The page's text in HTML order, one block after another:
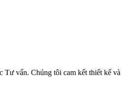
Tư vấn. Chúng tôi cam kết thiết kế và